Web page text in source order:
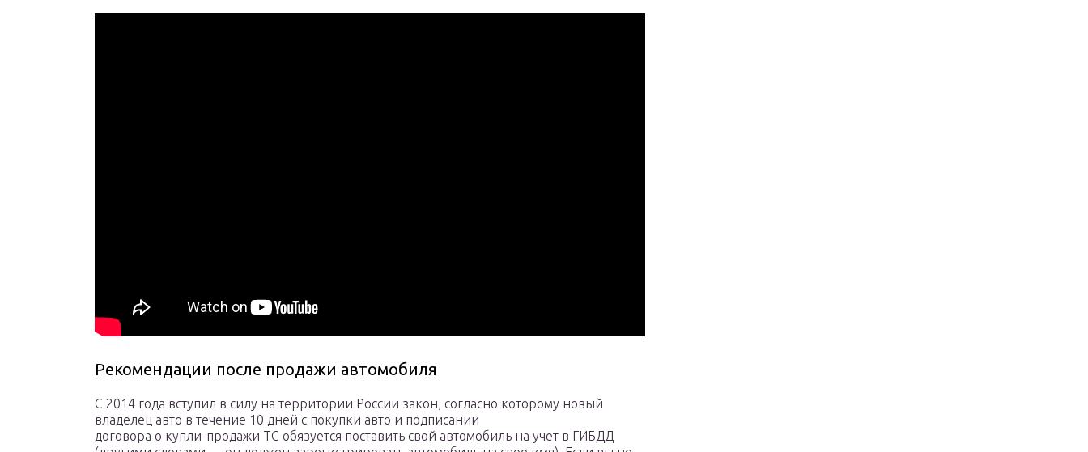
Рекомендации после продажи автомобиля
С 2014 года вступил в силу на территории России закон, согласно которому новый
владелец авто в течение 10 дней с покупки авто и подписании
договора о купли-продажи ТС обязуется поставить свой автомобиль на учет в ГИБДД